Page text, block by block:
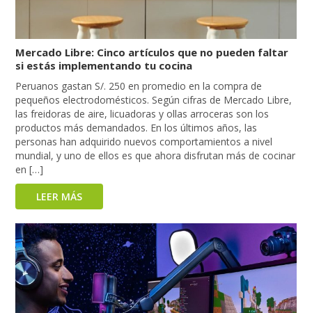
Mercado Libre: Cinco artículos que no pueden faltar
si estás implementando tu cocina
Peruanos gastan S/. 250 en promedio en la compra de
pequeños electrodomésticos. Según cifras de Mercado Libre,
las freidoras de aire, licuadoras y ollas arroceras son los
productos más demandados. En los últimos años, las
personas han adquirido nuevos comportamientos a nivel
mundial, y uno de ellos es que ahora disfrutan más de cocinar
en […]
LEER MÁS